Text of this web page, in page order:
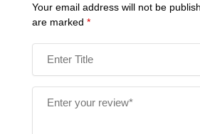
Your email address will not be
are marked *